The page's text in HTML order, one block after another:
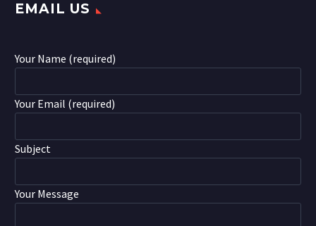
EMAIL US
Your Name (required)
Your Email (required)
Subject
Your Message